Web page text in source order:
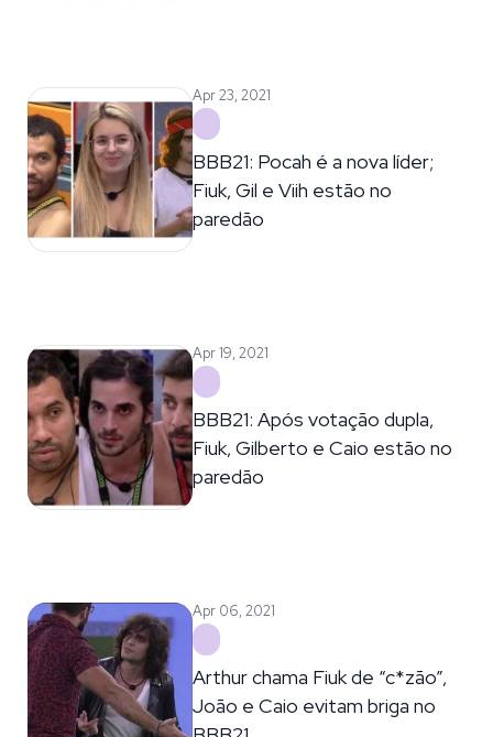
Apr 23, 2021
BBB21: Pocah é a nova líder;
Fiuk, Gil e Viih estão no
paredão
Apr 19, 2021
BBB21: Após votação dupla,
Fiuk, Gilberto e Caio estão no
paredão
Apr 06, 2021
Arthur chama Fiuk de “c*zão”,
João e Caio evitam briga no